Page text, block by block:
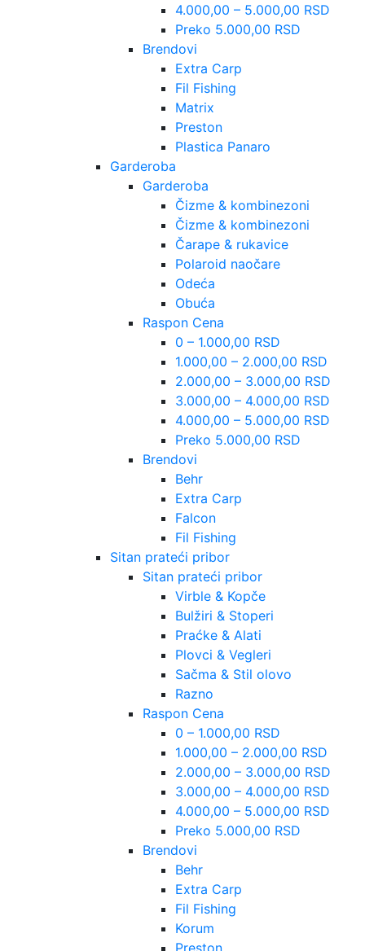
4.000,00 – 5.000,00 RSD
Preko 5.000,00 RSD
Brendovi
Extra Carp
Fil Fishing
Matrix
Preston
Plastica Panaro
Garderoba
Garderoba
Čizme & kombinezoni
Čizme & kombinezoni
Čarape & rukavice
Polaroid naočare
Odeća
Obuća
Raspon Cena
0 – 1.000,00 RSD
1.000,00 – 2.000,00 RSD
2.000,00 – 3.000,00 RSD
3.000,00 – 4.000,00 RSD
4.000,00 – 5.000,00 RSD
Preko 5.000,00 RSD
Brendovi
Behr
Extra Carp
Falcon
Fil Fishing
Sitan prateći pribor
Sitan prateći pribor
Virble & Kopče
Bulžiri & Stoperi
Praćke & Alati
Plovci & Vegleri
Sačma & Stil olovo
Razno
Raspon Cena
0 – 1.000,00 RSD
1.000,00 – 2.000,00 RSD
2.000,00 – 3.000,00 RSD
3.000,00 – 4.000,00 RSD
4.000,00 – 5.000,00 RSD
Preko 5.000,00 RSD
Brendovi
Behr
Extra Carp
Fil Fishing
Korum
Preston